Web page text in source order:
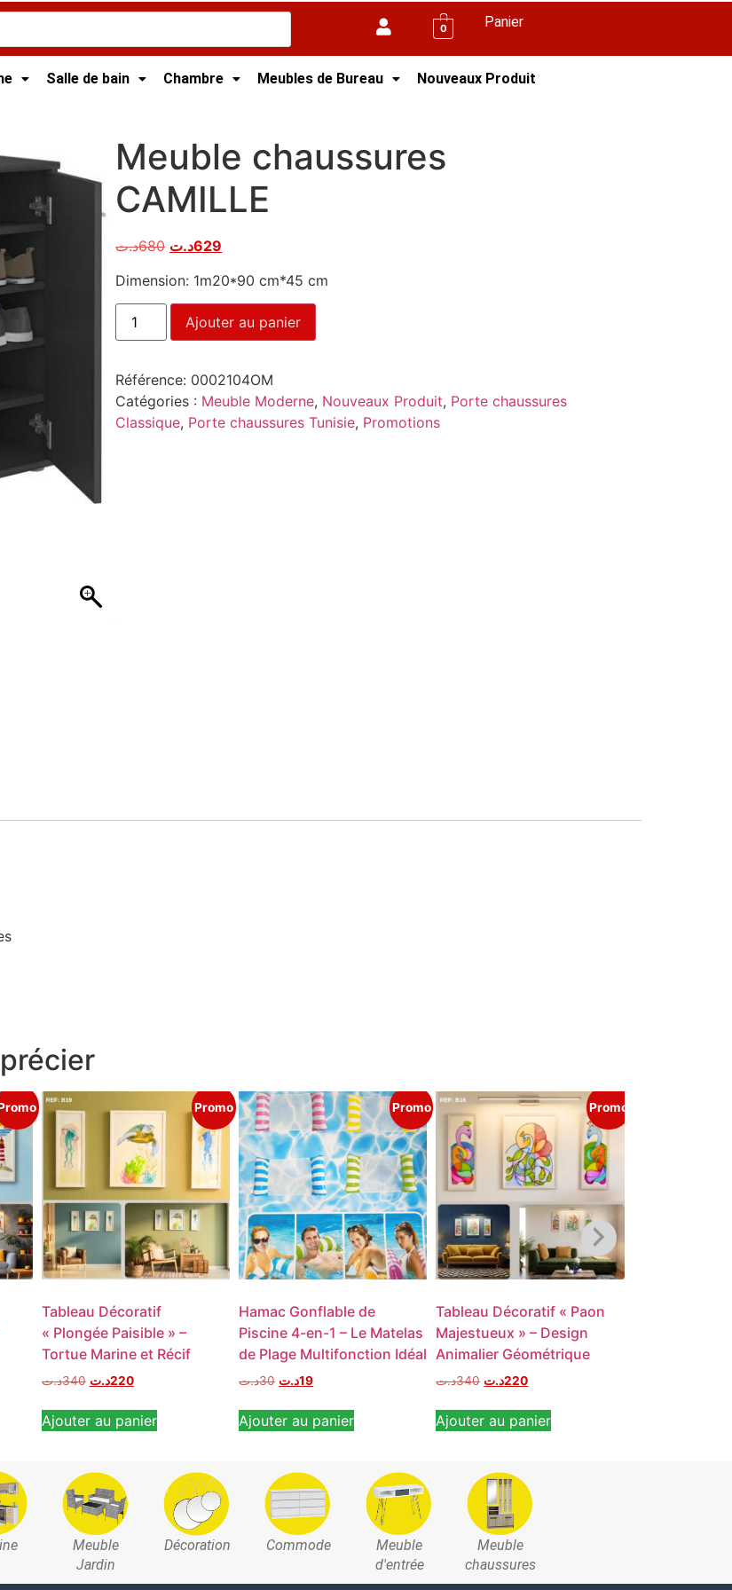
0 Panier
Salle de bain Chambre Meubles de Bureau Nouveaux Produit
Meuble chaussures
CAMILLE
680د.ت 629د.ت
Dimension: 1m20*90 cm*45 cm
Ajouter au panier
Référence: 0002104OM
Catégories : Meuble Moderne, Nouveaux Produit, Porte chaussures
Classique, Porte chaussures Tunisie, Promotions
Promo
Tableau Décoratif
« Plongée Paisible » –
Tortue Marine et Récif
340د.ت 220د.ت
Ajouter au panier
Promo
Hamac Gonflable de
Piscine 4-en-1 – Le Matelas
de Plage Multifonction Idéal
30د.ت 19د.ت
Ajouter au panier
Promo
Tableau Décoratif « Paon
Majestueux » – Design
Animalier Géométrique
340د.ت 220د.ت
Ajouter au panier
Meuble
Jardin
Décoration Commode
Meuble
d'entrée
Meuble
chaussures